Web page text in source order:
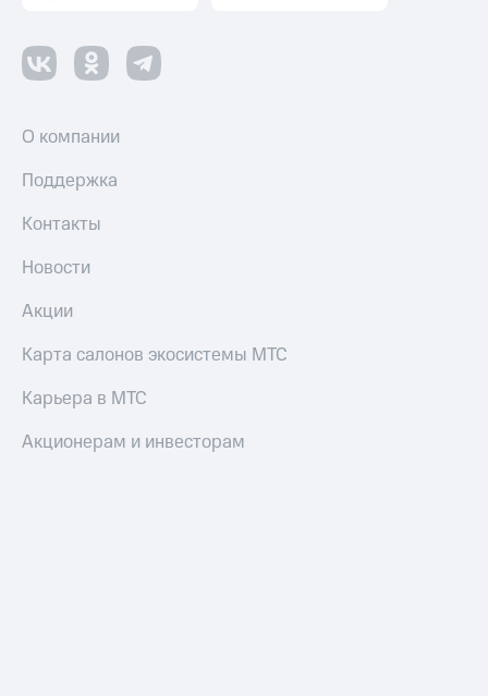
О компании
Поддержка
Контакты
Новости
Акции
Карта салонов экосистемы МТС
Карьера в МТС
Акционерам и инвесторам